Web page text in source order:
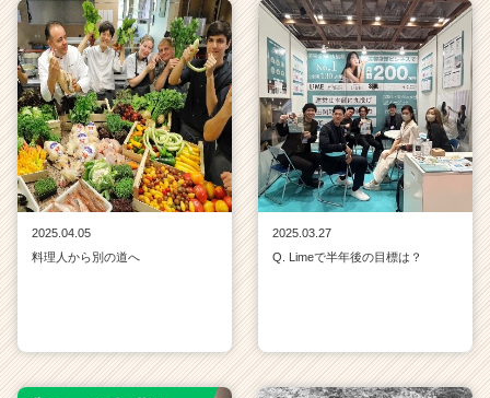
2025.04.05
料理人から別の道へ
2025.03.27
Q. Limeで半年後の目標は？